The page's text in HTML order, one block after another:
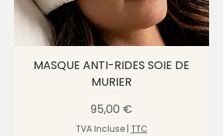
MASQUE ANTI-RIDES SOIE DE
MURIER
Prix
95,00 €
TVA Incluse| TTC